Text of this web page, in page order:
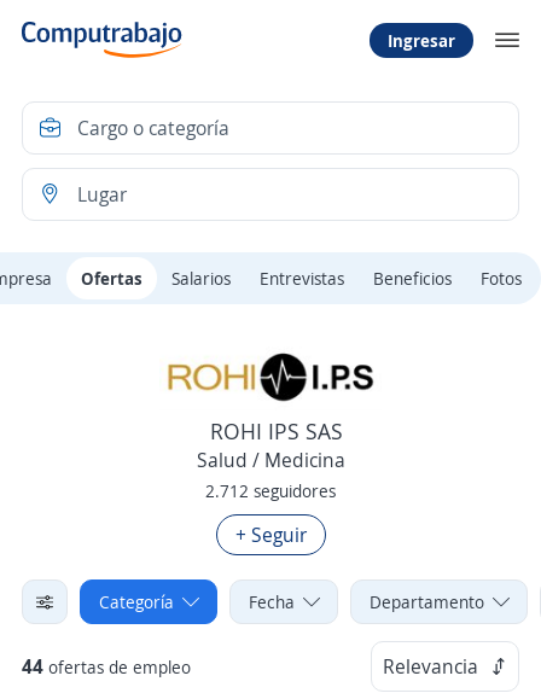
Ingresar
Ofertas Salarios Entrevistas Beneficios Fotos
ROHI IPS SAS
Salud / Medicina
2.712 seguidores
+ Seguir
Categoría Fecha Departamento
44 ofertas de empleo Relevancia